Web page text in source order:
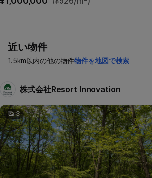
近い物件
1.5km以内の他の物件物件を地図で検索
株式会社Resort Innovation
3